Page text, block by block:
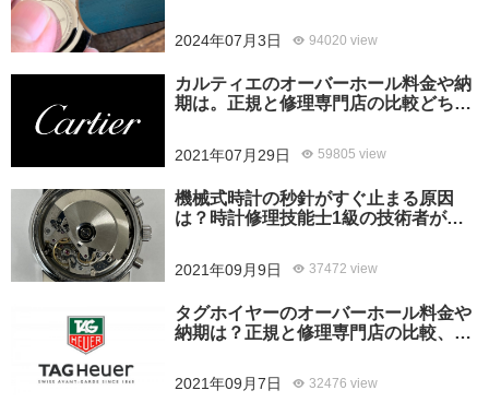
2024年07月3日 94020 view
カルティエのオーバーホール料金や納
期は。正規と修理専門店の比較どちら
2021年07月29日 59805 view
機械式時計の秒針がすぐ止まる原因
は？時計修理技能士1級の技術者がお
2021年09月9日 37472 view
タグホイヤーのオーバーホール料金や
納期は？正規と修理専門店の比較、ど
2021年09月7日 32476 view